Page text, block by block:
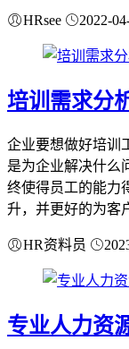
HRsee 2022-
培训需求分
企业要想做好培训
是为企业解决什么
终使得员工的能力
升，并更好的为客
HR资料员
专业人力资